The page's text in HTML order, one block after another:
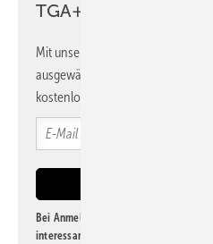
TGA+E Newsletter!
Mit unserem Newsletter erhalten
ausgewählte Informationen und
kostenlos direkt ins Postfach.
Bei Anmeldung zu diesem Newsletter
interessante Verlags- und Online-